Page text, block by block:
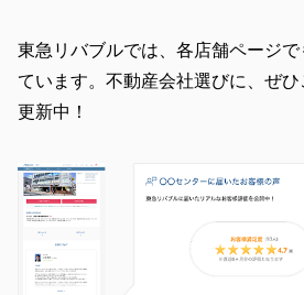
東急リバブルでは、各店舗ページ
ています。不動産会社選びに、ぜ
更新中！